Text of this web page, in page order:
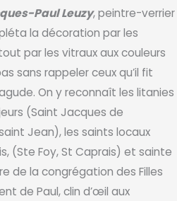
Paul Leuzy, peintre-verrier
la décoration par les
par les vitraux aux couleurs
sans rappeler ceux qu’il fit
On y reconnaît les litanies
(Saint Jacques de
Jean), les saints locaux
(Ste Foy, St Caprais) et sainte
de la congrégation des Filles
de Paul, clin d’œil aux